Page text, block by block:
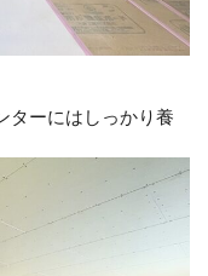
ターにはしっかり養